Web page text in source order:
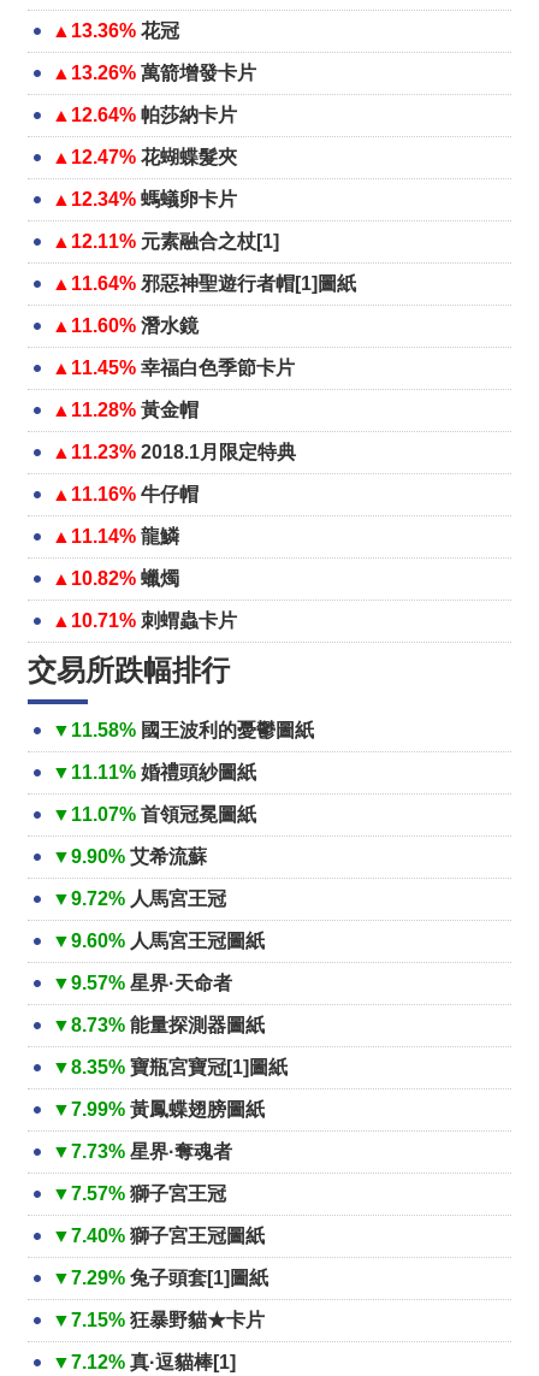
▲13.36% 花冠
▲13.26% 萬箭增發卡片
▲12.64% 帕莎納卡片
▲12.47% 花蝴蝶髮夾
▲12.34% 螞蟻卵卡片
▲12.11% 元素融合之杖[1]
▲11.64% 邪惡神聖遊行者帽[1]圖紙
▲11.60% 潛水鏡
▲11.45% 幸福白色季節卡片
▲11.28% 黃金帽
▲11.23% 2018.1月限定特典
▲11.16% 牛仔帽
▲11.14% 龍鱗
▲10.82% 蠟燭
▲10.71% 刺蝟蟲卡片
交易所跌幅排行
▼11.58% 國王波利的憂鬱圖紙
▼11.11% 婚禮頭紗圖紙
▼11.07% 首領冠冕圖紙
▼9.90% 艾希流蘇
▼9.72% 人馬宮王冠
▼9.60% 人馬宮王冠圖紙
▼9.57% 星界·天命者
▼8.73% 能量探測器圖紙
▼8.35% 寶瓶宮寶冠[1]圖紙
▼7.99% 黃鳳蝶翅膀圖紙
▼7.73% 星界·奪魂者
▼7.57% 獅子宮王冠
▼7.40% 獅子宮王冠圖紙
▼7.29% 兔子頭套[1]圖紙
▼7.15% 狂暴野貓★卡片
▼7.12% 真·逗貓棒[1]